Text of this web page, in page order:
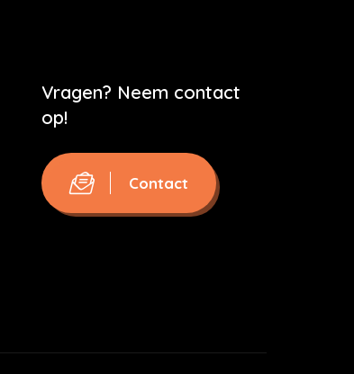
Vragen? Neem contact
op!
Contact